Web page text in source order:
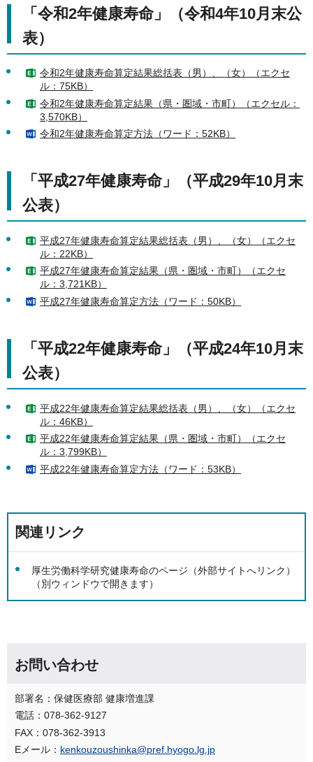
「令和2年健康寿命」（令和4年10月末公
表）
令和2年健康寿命算定結果総括表（男）、（女）（エクセ
ル：75KB）
令和2年健康寿命算定結果（県・圏域・市町）（エクセル：
3,570KB）
令和2年健康寿命算定方法（ワード：52KB）
「平成27年健康寿命」（平成29年10月末
公表）
平成27年健康寿命算定結果総括表（男）、（女）（エクセ
ル：22KB）
平成27年健康寿命算定結果（県・圏域・市町）（エクセ
ル：3,721KB）
平成27年健康寿命算定方法（ワード：50KB）
「平成22年健康寿命」（平成24年10月末
公表）
平成22年健康寿命算定結果総括表（男）、（女）（エクセ
ル：46KB）
平成22年健康寿命算定結果（県・圏域・市町）（エクセ
ル：3,799KB）
平成22年健康寿命算定方法（ワード：53KB）
関連リンク
厚生労働科学研究健康寿命のページ（外部サイトへリンク）
（別ウィンドウで開きます）
お問い合わせ
部署名：保健医療部 健康増進課
電話：078-362-9127
FAX：078-362-3913
Eメール： kenkouzoushinka@pref.hyogo.lg.jp